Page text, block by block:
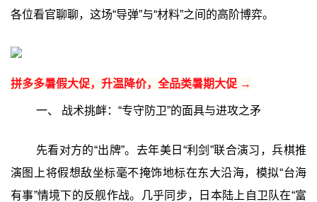
各位看官聊聊，这场“导弹”与“材料”之间的高阶博弈。
拼多多暑假大促，升温降价，全品类暑期大促 →
一、 战术挑衅：“专守防卫”的面具与进攻之矛
先看对方的“出牌”。去年美日“利剑”联合演习，兵棋推
演图上将假想敌坐标毫不掩饰地标在东大沿海，模拟“台海
有事”情境下的反舰作战。几乎同步，日本陆上自卫队在“富